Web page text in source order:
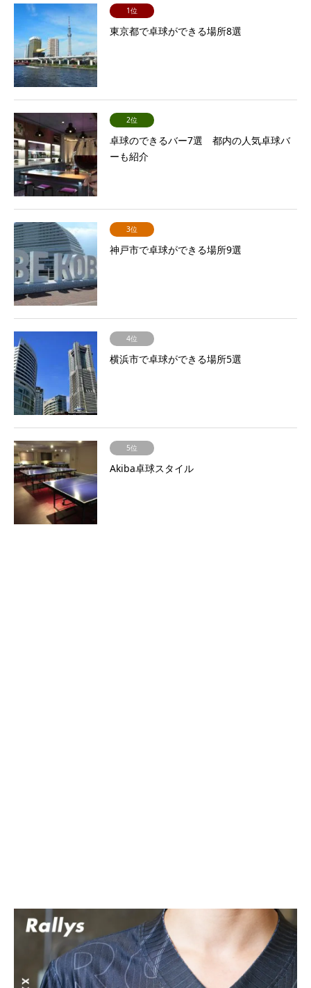
1位
東京都で卓球ができる場所8選
2位
卓球のできるバー7選 都内の人気卓球バ
ーも紹介
3位
神戸市で卓球ができる場所9選
4位
横浜市で卓球ができる場所5選
5位
Akiba卓球スタイル